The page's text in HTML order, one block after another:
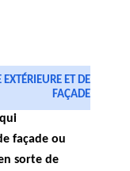
ET DE
FAÇADE
façade ou
sorte de